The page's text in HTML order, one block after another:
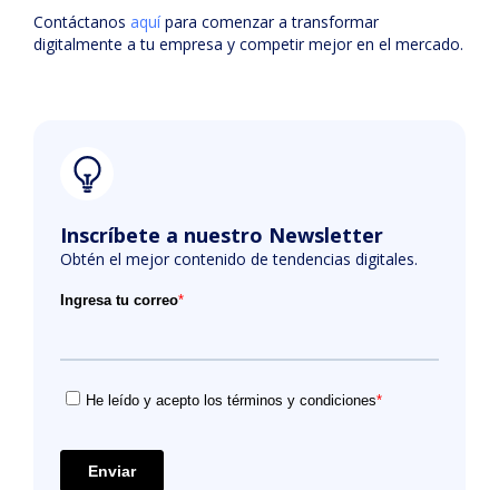
Contáctanos aquípara comenzar a transformar
digitalmente a tu empresa y competir mejor en el mercado.
Inscríbete a nuestro Newsletter
Obtén el mejor contenido de tendencias digitales.